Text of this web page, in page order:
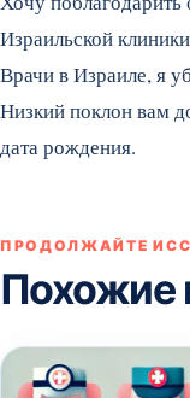
Израильской
Врачи в Израиле, я
Низкий поклон вам
дата рождения.
ПРОДОЛЖАЙТЕ
Похожие